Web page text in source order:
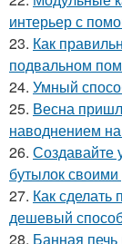
интерьер с
23. Как
подвальном
24. Умный
25. Весна
наводнением
26. Создавайте
бутылок
27. Как сделать
дешевый
28. Банная печь